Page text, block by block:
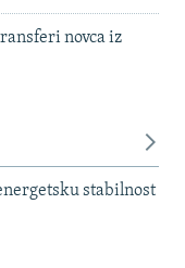
novca iz
stabilnost